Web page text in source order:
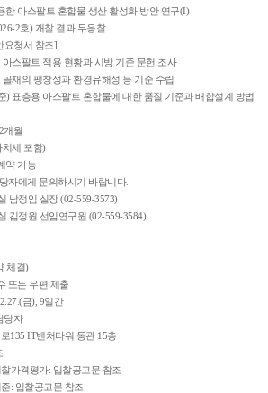
한 아스팔트 혼합물 생산 활성화 방안 연구(I)
2호) 개찰 결과 무응찰
요청서 참조]
스팔트 적용 현황과 시방 기준 문헌 조사
재의 팽창성과 환경유해성 등 기준 수립
표층용 아스팔트 혼합물에 대한 품질 기준과 배합설계 방법
개월
치세 포함)
약 가능
자에게 문의하시기 바랍니다.
남정임 실장 (02-559-3573)
김정원 선임연구원 (02-559-3584)
체결)
또는 우편 제출
금), 9일간
당자
IT벤처타워 동관 15층
가격평가: 입찰공고문 참조
: 입찰공고문 참조